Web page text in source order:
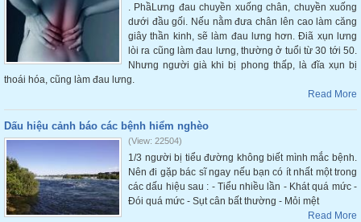
. PhầLưng đau chuyền xuống chân, chuyền xuống
dưới đầu gối. Nếu nằm đưa chân lên cao làm căng
giây thần kinh, sẽ làm đau lưng hơn. Điã xụn lưng
lòi ra cũng làm đau lưng, thường ở tuổi từ 30 tới 50.
Nhưng người già khi bị phong thấp, là đĩa xụn bị
thoái hóa, cũng làm đau lưng.
Read More
Dấu hiệu cảnh báo các bệnh hiểm nghèo
(View: 22504)
1/3 người bị tiểu đường không biết mình mắc bệnh.
Nên đi gặp bác sĩ ngay nếu bạn có ít nhất một trong
các dấu hiệu sau : - Tiểu nhiều lần - Khát quá mức -
Đói quá mức - Sụt cân bất thường - Mỏi mệt
Read More